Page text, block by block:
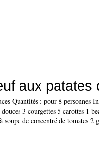
aux patates
Quantités : pour 8 personnes
3 courgettes 5 carottes 1
soupe de concentré de tomates 2